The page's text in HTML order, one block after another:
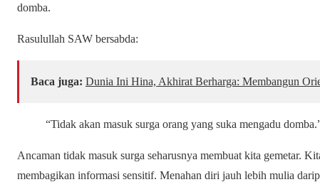
domba.
Rasulullah SAW bersabda:
Baca juga: Dunia Ini Hina, Akhirat Berharga: Membangun
“Tidak akan masuk surga orang yang suka mengadu
Ancaman tidak masuk surga seharusnya membuat kita gemetar.
membagikan informasi sensitif. Menahan diri jauh lebih mulia